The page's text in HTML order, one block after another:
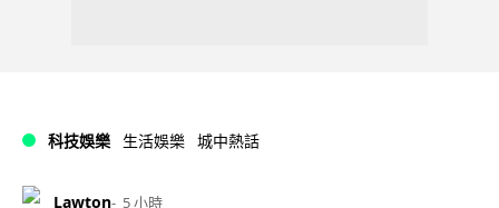
科技娛樂 生活娛樂 城中熱話
Lawton 5 小時